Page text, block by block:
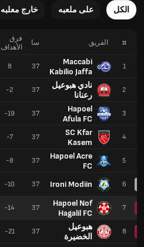
الكل على ملعبه خارج معلبه
# الفريق
1
Maccabi
Kabilio Jaffa
2
نادي هبوعيل
رعنانا
3
Hapoel
Afula FC
4
SC Kfar
Kasem
5
Hapoel Acre
FC
6
Ironi Modiin
7
Hapoel Nof
Hagalil FC
8
هبوعيل
الخضيرة
سا
فرق
الأهداف
37
8
37
-2
37
-19
37
-7
37
-8
37
-10
37
-14
37
-21